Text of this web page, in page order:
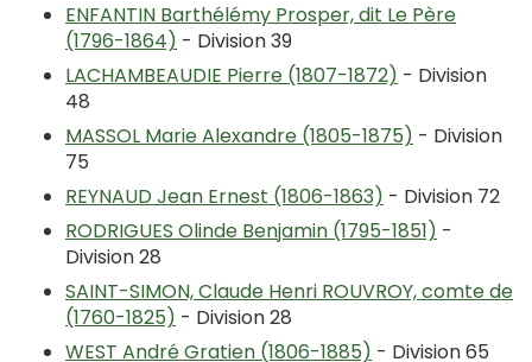
ENFANTIN Barthélémy Prosper, dit Le Père
(1796-1864) - Division 39
LACHAMBEAUDIE Pierre (1807-1872) - Division
48
MASSOL Marie Alexandre (1805-1875) - Division
75
REYNAUD Jean Ernest (1806-1863) - Division 72
RODRIGUES Olinde Benjamin (1795-1851) -
Division 28
SAINT-SIMON, Claude Henri ROUVROY, comte de
(1760-1825) - Division 28
WEST André Gratien (1806-1885) - Division 65